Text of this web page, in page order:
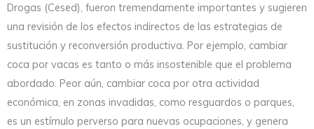
Drogas (Cesed), fueron tremendamente importantes y sugieren
una revisión de los efectos indirectos de las estrategias de
sustitución y reconversión productiva. Por ejemplo, cambiar
coca por vacas es tanto o más insostenible que el problema
abordado. Peor aún, cambiar coca por otra actividad
económica, en zonas invadidas, como resguardos o parques,
es un estímulo perverso para nuevas ocupaciones, y genera